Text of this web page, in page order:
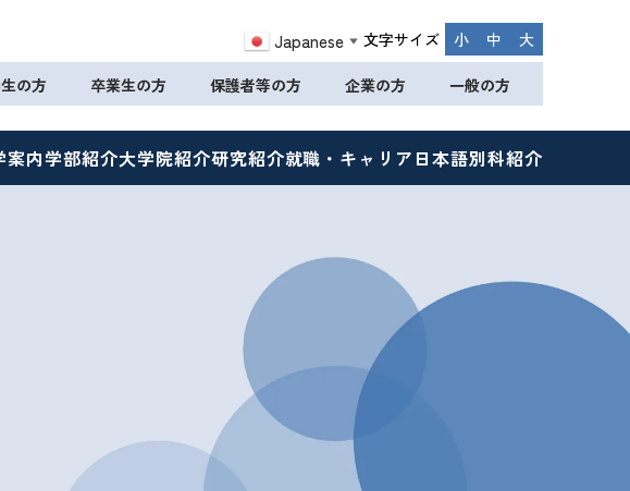
Japanese ▼ 文字サイズ 小 中 大
の方 卒業生の方 保護者等の方 企業の方 一般の方
案内学部紹介大学院紹介研究紹介就職・キャリア 日本語別科紹介